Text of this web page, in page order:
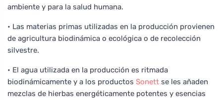
ambiente y para la salud humana.
• Las materias primas utilizadas en la producción provienen
de agricultura biodinámica o ecológica o de recolección
silvestre.
• El agua utilizada en la producción es ritmada
biodinámicamente y a los productos Sonett se les añaden
mezclas de hierbas energéticamente potentes y esencias